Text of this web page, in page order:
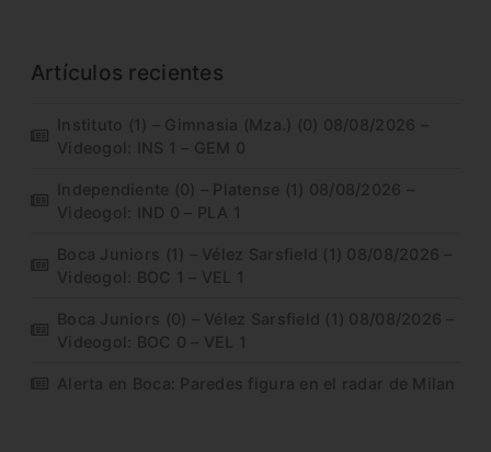
Artículos recientes
Instituto (1) – Gimnasia (Mza.) (0) 08/08/2026 –
Videogol: INS 1 – GEM 0
Independiente (0) – Platense (1) 08/08/2026 –
Videogol: IND 0 – PLA 1
Boca Juniors (1) – Vélez Sarsfield (1) 08/08/2026 –
Videogol: BOC 1 – VEL 1
Boca Juniors (0) – Vélez Sarsfield (1) 08/08/2026 –
Videogol: BOC 0 – VEL 1
Alerta en Boca: Paredes figura en el radar de Milan